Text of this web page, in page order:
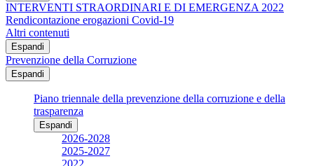
INTERVENTI STRAORDINARI E DI EMERGENZA 2022
Rendicontazione erogazioni Covid-19
Altri contenuti
Espandi
Prevenzione della Corruzione
Espandi
Piano triennale della prevenzione della corruzione e della
trasparenza
Espandi
2026-2028
2025-2027
2022